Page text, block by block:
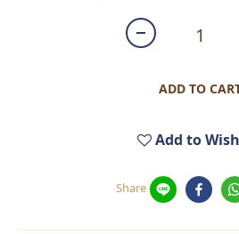
ADD TO
Add to
Share